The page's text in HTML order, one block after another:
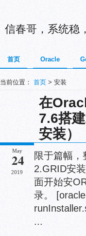
信春哥，系统稳
首页 Oracle
当前位置： 首页 > 安装
在
7.6搭
安装）
May
24
2019
限于篇幅
2.GRID
面开始安
录。
...